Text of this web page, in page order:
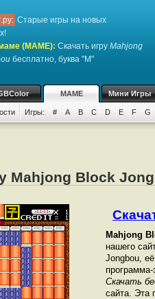
Старые игры на новых
(MAME): Скачать игру Mahjong
бесплатно, буква "M"
MAME Мини Игры
Игры: # A B C D E F G
Mahjong Block
Mahjong
нашего
Jongbou,
Скачать
сайта. Эта